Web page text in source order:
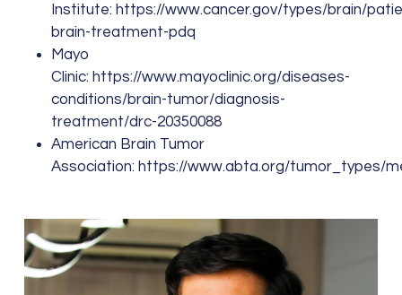
Institute: https://www.cancer.gov/types/brain/
brain-treatment-pdq
Mayo
Clinic: https://www.mayoclinic.org/diseases-
conditions/brain-tumor/diagnosis-
treatment/drc-20350088
American Brain Tumor
Association: https://www.abta.org/tumor_types/